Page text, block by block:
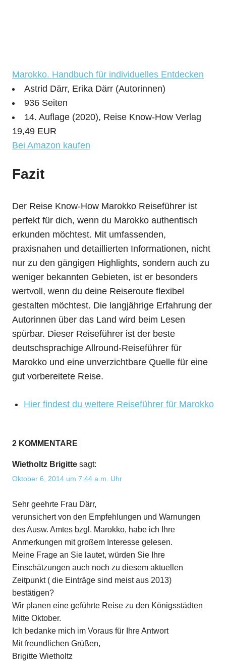
Marokko. Handbuch für individuelles Entdecken
Astrid Därr, Erika Därr (Autorinnen)
936 Seiten
14. Auflage (2020), Reise Know-How Verlag
19,49 EUR
Bei Amazon kaufen
Fazit
Der Reise Know-How Marokko Reiseführer ist
perfekt für dich, wenn du Marokko authentisch
erkunden möchtest. Mit umfassenden,
praxisnahen und detaillierten Informationen, nicht
nur zu den gängigen Highlights, sondern auch zu
weniger bekannten Gebieten, ist er besonders
wertvoll, wenn du deine Reiseroute flexibel
gestalten möchtest. Die langjährige Erfahrung der
Autorinnen über das Land wird beim Lesen
spürbar. Dieser Reiseführer ist der beste
deutschsprachige Allround-Reiseführer für
Marokko und eine unverzichtbare Quelle für eine
gut vorbereitete Reise.
Hier findest du weitere Reiseführer für Marokko
2 KOMMENTARE
Wietholtz Brigitte sagt:
Oktober 6, 2014 um 7:44 a.m. Uhr
Sehr geehrte Frau Därr,
verunsichert von den Empfehlungen und Warnungen
des Ausw. Amtes bzgl. Marokko, habe ich Ihre
Anmerkungen mit großem Interesse gelesen.
Meine Frage an Sie lautet, würden Sie Ihre
Einschätzungen auch noch zu diesem aktuellen
Zeitpunkt ( die Einträge sind meist aus 2013)
bestätigen?
Wir planen eine geführte Reise zu den Königsstädten
Mitte Oktober.
Ich bedanke mich im Voraus für Ihre Antwort
Mit freundlichen Grüßen,
Brigitte Wietholtz